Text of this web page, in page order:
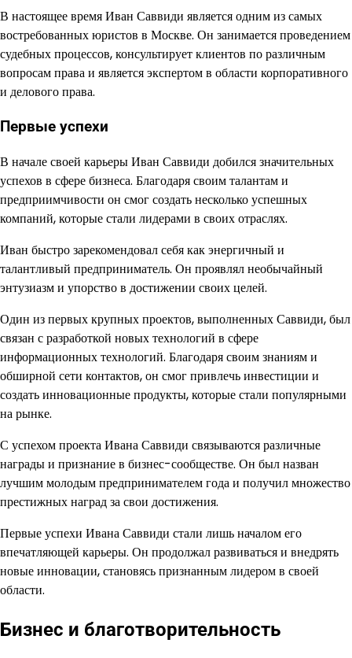
В настоящее время Иван Саввиди является одним из самых
востребованных юристов в Москве. Он занимается проведением
судебных процессов, консультирует клиентов по различным
вопросам права и является экспертом в области корпоративного
и делового права.
Первые успехи
В начале своей карьеры Иван Саввиди добился значительных
успехов в сфере бизнеса. Благодаря своим талантам и
предприимчивости он смог создать несколько успешных
компаний, которые стали лидерами в своих отраслях.
Иван быстро зарекомендовал себя как энергичный и
талантливый предприниматель. Он проявлял необычайный
энтузиазм и упорство в достижении своих целей.
Один из первых крупных проектов, выполненных Саввиди, был
связан с разработкой новых технологий в сфере
информационных технологий. Благодаря своим знаниям и
обширной сети контактов, он смог привлечь инвестиции и
создать инновационные продукты, которые стали популярными
на рынке.
С успехом проекта Ивана Саввиди связываются различные
награды и признание в бизнес-сообществе. Он был назван
лучшим молодым предпринимателем года и получил множество
престижных наград за свои достижения.
Первые успехи Ивана Саввиди стали лишь началом его
впечатляющей карьеры. Он продолжал развиваться и внедрять
новые инновации, становясь признанным лидером в своей
области.
Бизнес и благотворительность